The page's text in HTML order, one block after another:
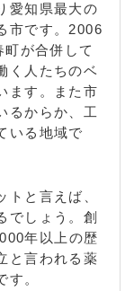
愛知県最大の
市です。2006
が合併して
く人たちのベ
ます。また市
るからか、工
いる地域で
と言えば、
でしょう。創
年以上の歴
と言われる薬
す。